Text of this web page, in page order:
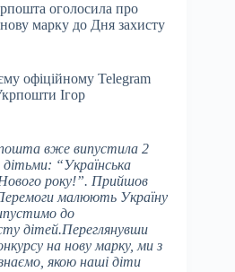
оголосила про
марку до Дня захисту
офіційному Telegram
Ігор
вже випустила 2
дітьми: “Українська
року!”. Прийшов
малюють Україну
до
дітей.Переглянувши
на нову марку, ми з
якою наші діти